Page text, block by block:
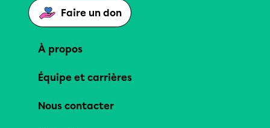
Faire un don
À propos
Équipe et carrières
Nous contacter